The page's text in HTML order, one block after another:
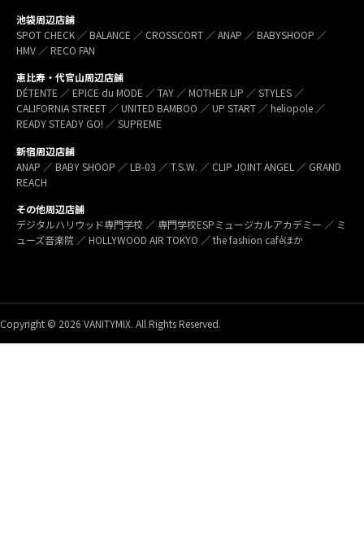
池袋周辺店舗
SPOT CHECK ／ BALANCE ／ CROSSCORT ／ ANAP ／ BABYSHOOP ／
HMV ／ RECO FAN
恵比寿・代官山周辺店舗
DÉTENTE ／ EPICE du MODE ／ TAY ／ MOTHER LIP ／ STYLES ／
CALIFORNIA STREET ／ UNITED BAMBOO ／ UP START ／ heliopole ／
READY STEADY GO! ／ SUPREME
新宿周辺店舗
ANAP ／ BABY SHOOP ／ LB-03 ／ T.S.W. ／ CLIP JOINT ANGEL ／ GRAND
REACH
その他周辺店舗
デジタルハリウッド専門学校 ／ 専門学校ESPミュージカルアカデミー ／ ミ
ューズ音楽院 ／ HOLLYWOOD AIR TOKYO ／ the fashion caféほか
Copyright © 2026 VANITYMIX. All Rights Reserved.